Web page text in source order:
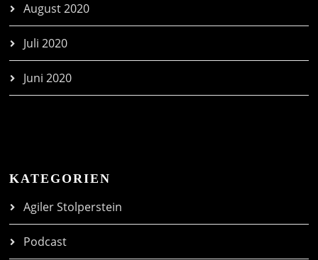
August 2020
Juli 2020
Juni 2020
KATEGORIEN
Agiler Stolperstein
Podcast